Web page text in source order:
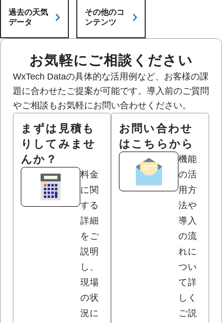
過去の天気
データ
その他のコ
ンテンツ
お気軽にご相談ください
WxTech Dataの具体的な活用例など、お客様の課
題に合わせたご提案が可能です。導入前のご質問
やご相談もお気軽にお問い合わせください。
まずは見積も
りしてみませ
んか？
料金
に関
する
詳細
をご
説明
し、
現場
の状
況に
お問い合わせ
はこちらから
機能
の活
用方
法や
導入
の流
れに
つい
て詳
しく
ご説